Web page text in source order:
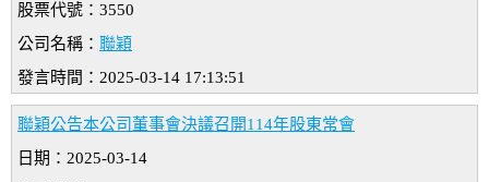
股票代號：3550
公司名稱： 聯穎
發言時間：2025-03-14 17:13:51
聯穎公告本公司董事會決議召開114年股東常會
日期：2025-03-14